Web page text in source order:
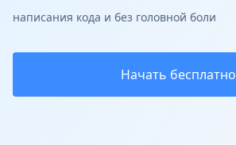
написания кода и без головной боли
Начать бесплатно